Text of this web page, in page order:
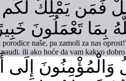
فَمَن يَمْلِكُ لَكُم
تَعْمَلُونَ خَبِيرًا
naše, pa zamoli za nas
ili ako hoće da vam kakvo
إِلَى